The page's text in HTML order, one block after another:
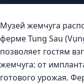
Музей жемчуга
ферме Tung Sau
позволяет гостям
жемчуга: от
готового урожая.